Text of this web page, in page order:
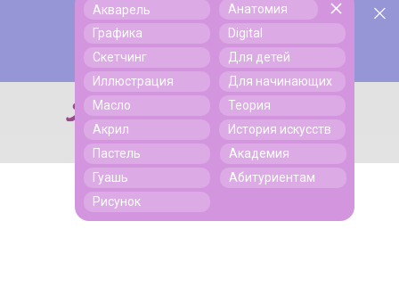
Поиск
Поиск
Акварель
Графика
Скетчинг
Иллюстрация
Масло
Акрил
Пастель
Гуашь
Рисунок
Анатомия
Digital
Для детей
Для начинающих
Теория
История искусств
Академия
Абитуриентам